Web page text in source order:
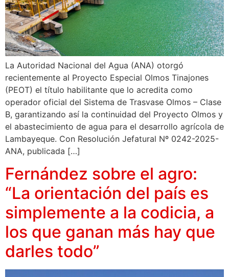
La Autoridad Nacional del Agua (ANA) otorgó
recientemente al Proyecto Especial Olmos Tinajones
(PEOT) el título habilitante que lo acredita como
operador oficial del Sistema de Trasvase Olmos – Clase
B, garantizando así la continuidad del Proyecto Olmos y
el abastecimiento de agua para el desarrollo agrícola de
Lambayeque. Con Resolución Jefatural Nº 0242-2025-
ANA, publicada […]
Fernández sobre el agro:
“La orientación del país es
simplemente a la codicia, a
los que ganan más hay que
darles todo”